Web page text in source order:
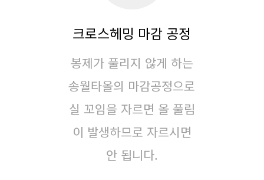
크로스헤밍 마감 공정
봉제가 풀리지 않게 하는
송월타올의 마감공정으로
실 꼬임을 자르면 올 풀림
이 발생하므로 자르시면
안 됩니다.